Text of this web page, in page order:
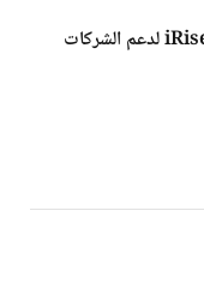
شراكة الصومال وiRise Hub لدعم الشركات